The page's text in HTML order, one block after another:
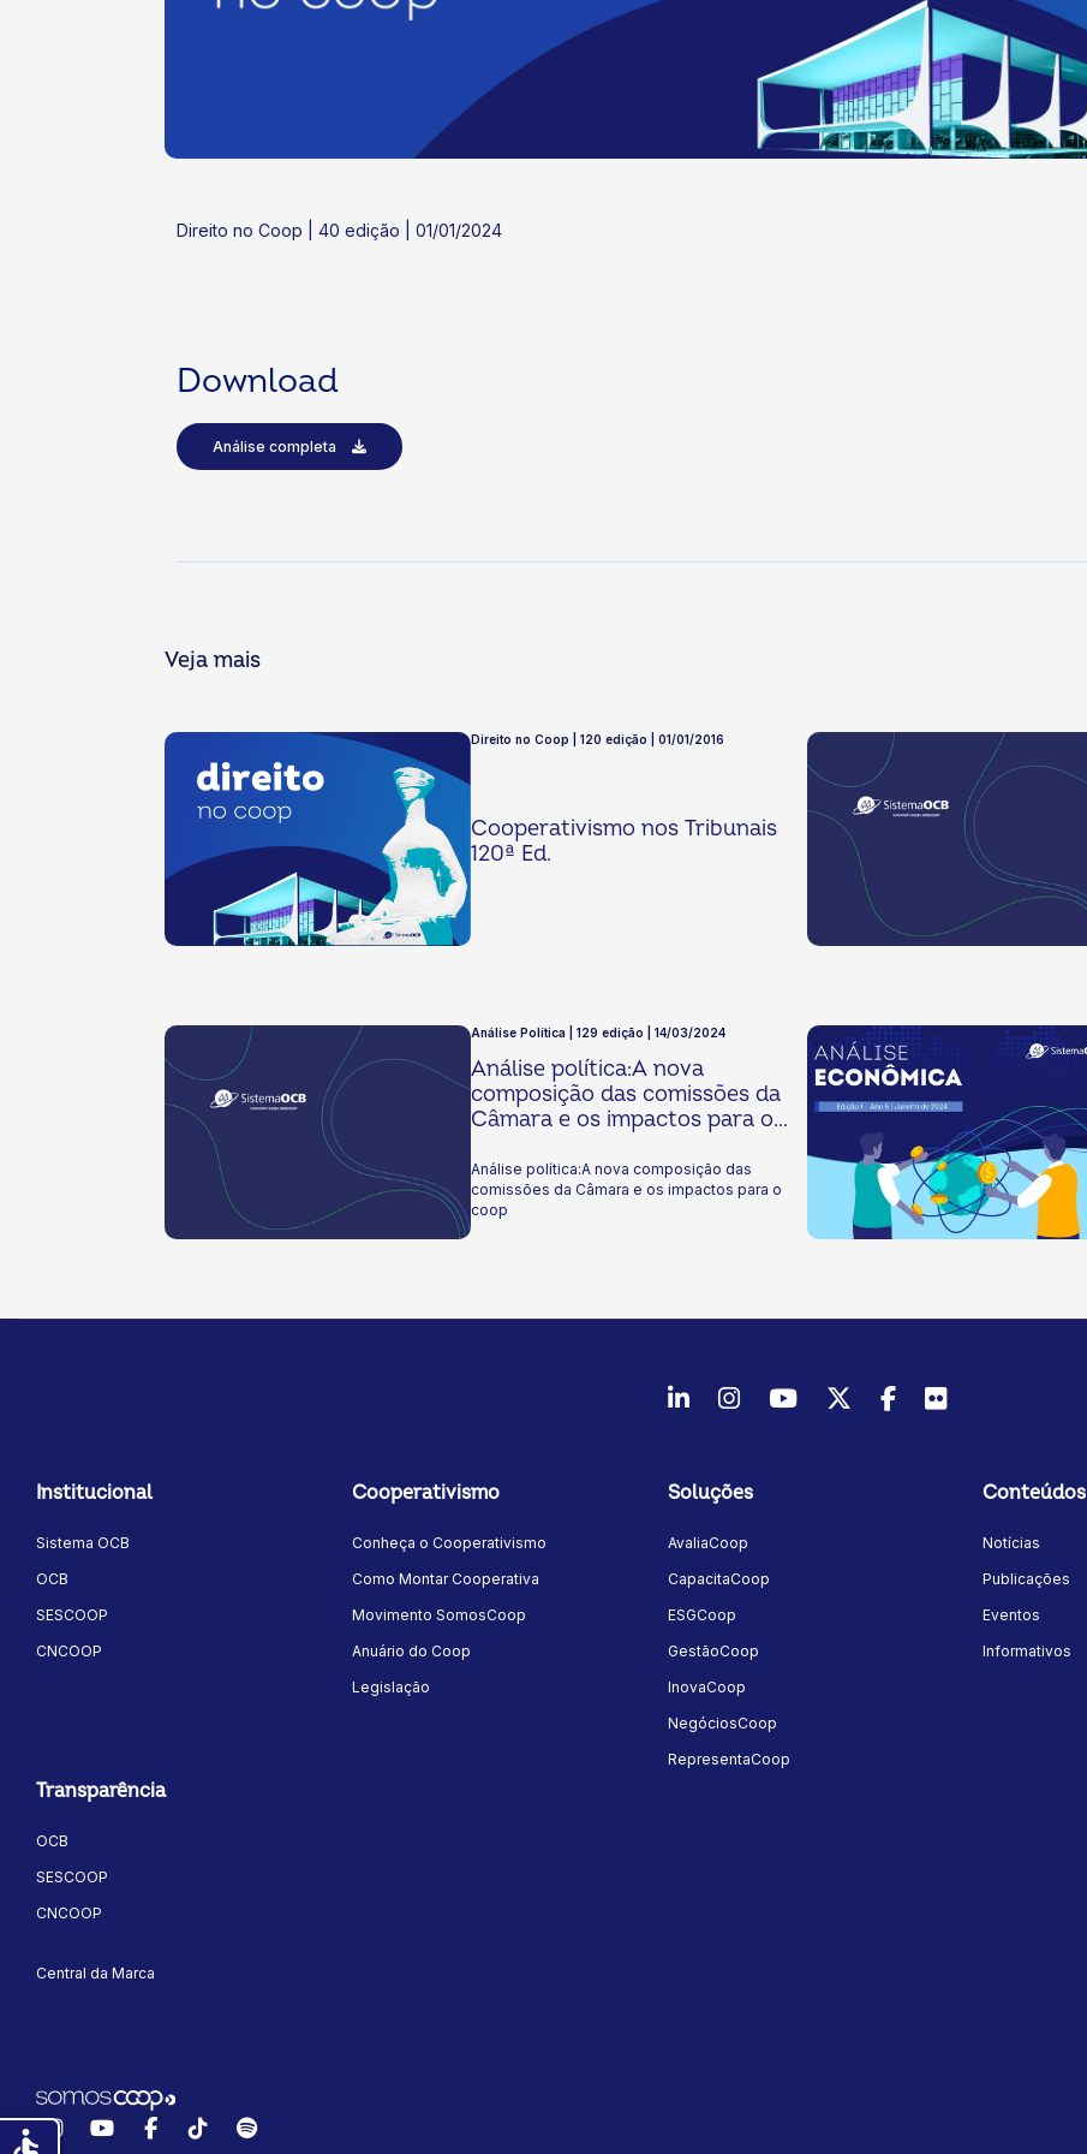
Direito no Coop | 40 edição | 01/01/2024
Download
Análise completa
Veja mais
Direito no Coop | 120 edição | 01/01/2016
Cooperativismo nos Tribunais
120ª Ed.
Análise Política | 129 edição | 14/03/2024
Análise política:A nova
composição das comissões da
Câmara e os impactos para o
Análise política:A nova composição das
comissões da Câmara e os impactos para o
coop
LinkedInInstagram
YoutubeTwitter/X
Facebook
Flickr
Institucional
Sistema OCB
OCB
SESCOOP
CNCOOP
Cooperativismo
Conheça o Cooperativismo
Como Montar Cooperativa
Movimento SomosCoop
Anuário do Coop
Legislação
Soluções
AvaliaCoop
CapacitaCoop
ESGCoop
GestãoCoop
InovaCoop
NegóciosCoop
RepresentaCoop
Conteúdos
Notícias
Publicações
Eventos
Informativos
Transparência
OCB
SESCOOP
CNCOOP
Central da Marca
InstagramYouTubeFacebook
TikTokSpotify